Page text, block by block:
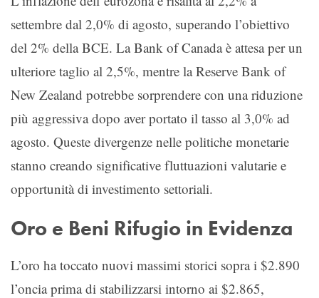
settembre dal 2,0% di agosto, superando l’obiettivo
del 2% della BCE. La Bank of Canada è attesa per un
ulteriore taglio al 2,5%, mentre la Reserve Bank of
New Zealand potrebbe sorprendere con una riduzione
più aggressiva dopo aver portato il tasso al 3,0% ad
agosto. Queste divergenze nelle politiche monetarie
stanno creando significative fluttuazioni valutarie e
opportunità di investimento settoriali.
Oro e Beni Rifugio in Evidenza
L’oro ha toccato nuovi massimi storici sopra i $2.890
l’oncia prima di stabilizzarsi intorno ai $2.865,